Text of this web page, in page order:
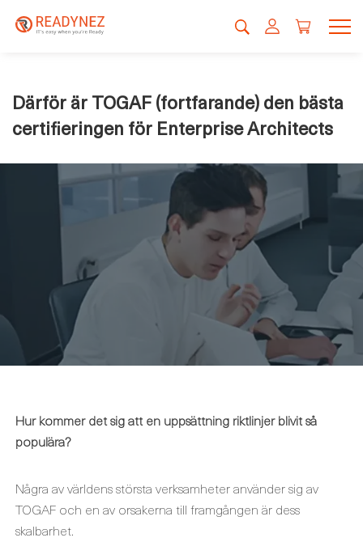
Därför är TOGAF (fortfarande) den bästa
certifieringen för Enterprise Architects
Hur kommer det sig att en uppsättning riktlinjer blivit så
populära?
Några av världens största verksamheter använder sig av
TOGAF och en av orsakerna till framgången är dess
skalbarhet.